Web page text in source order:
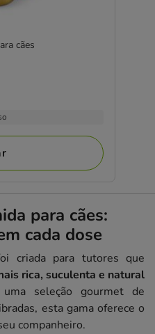
cães
para cães:
cada dose
criada para tutores que
rica, suculenta e natural
seleção gourmet de
esta gama oferece o
companheiro.